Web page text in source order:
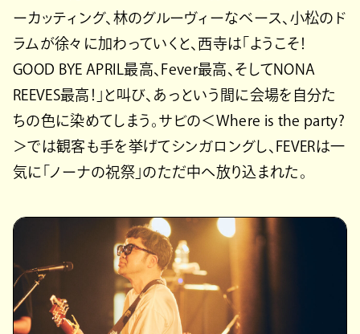
ーカッティング、林のグルーヴィーなベース、小松のド
ラムが徐々に加わっていくと、西寺は「ようこそ！
GOOD BYE APRIL最高、Fever最高、そしてNONA
REEVES最高！」と叫び、あっという間に会場を自分た
ちの色に染めてしまう。サビの＜Where is the party?
＞では観客も手を挙げてシンガロングし、FEVERは一
気に「ノーナの祝祭」のただ中へ放り込まれた。